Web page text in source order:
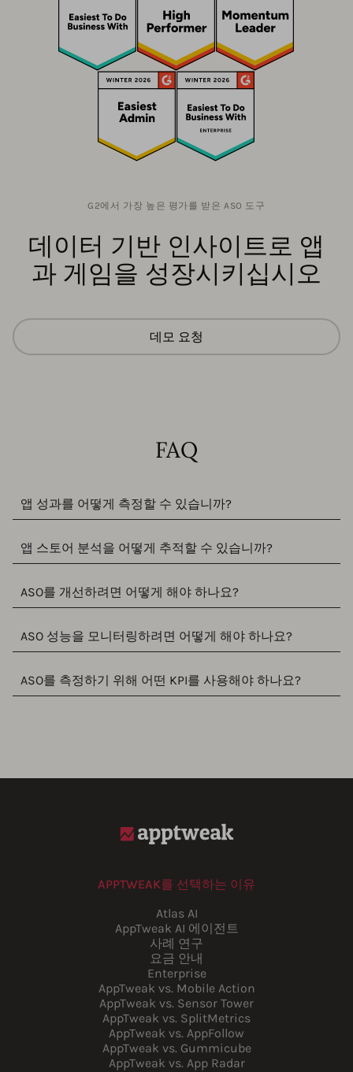
G2에서 가장 높은 평가를 받은 ASO 도구
데이터 기반 인사이트로 앱
과 게임을 성장시키십시오
데모 요청
FAQ
앱 성과를 어떻게 측정할 수 있습니까?
앱 스토어 분석을 어떻게 추적할 수 있습니까?
ASO를 개선하려면 어떻게 해야 하나요?
ASO 성능을 모니터링하려면 어떻게 해야 하나요?
ASO를 측정하기 위해 어떤 KPI를 사용해야 하나요?
APPTWEAK를 선택하는 이유
Atlas AI
AppTweak AI 에이전트
사례 연구
요금 안내
Enterprise
AppTweak vs. Mobile Action
AppTweak vs. Sensor Tower
AppTweak vs. SplitMetrics
AppTweak vs. AppFollow
AppTweak vs. Gummicube
AppTweak vs. App Radar